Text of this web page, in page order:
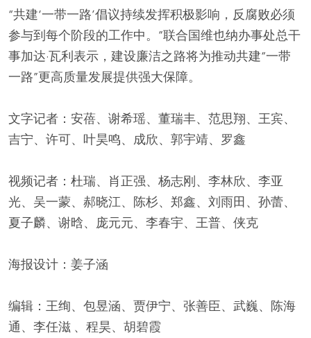
“共建‘一带一路’倡议持续发挥积极影响，反腐败必须
参与到每个阶段的工作中。”联合国维也纳办事处总干
事加达·瓦利表示，建设廉洁之路将为推动共建“一带
一路”更高质量发展提供强大保障。
文字记者：安蓓、谢希瑶、董瑞丰、范思翔、王宾、
吉宁、许可、叶昊鸣、成欣、郭宇靖、罗鑫
视频记者：杜瑞、肖正强、杨志刚、李林欣、李亚
光、吴一蒙、郝晓江、陈杉、郑鑫、刘雨田、孙蕾、
夏子麟、谢晗、庞元元、李春宇、王普、侠克
海报设计：姜子涵
编辑：王绚、包昱涵、贾伊宁、张善臣、武巍、陈海
通、李任滋 、程昊、胡碧霞